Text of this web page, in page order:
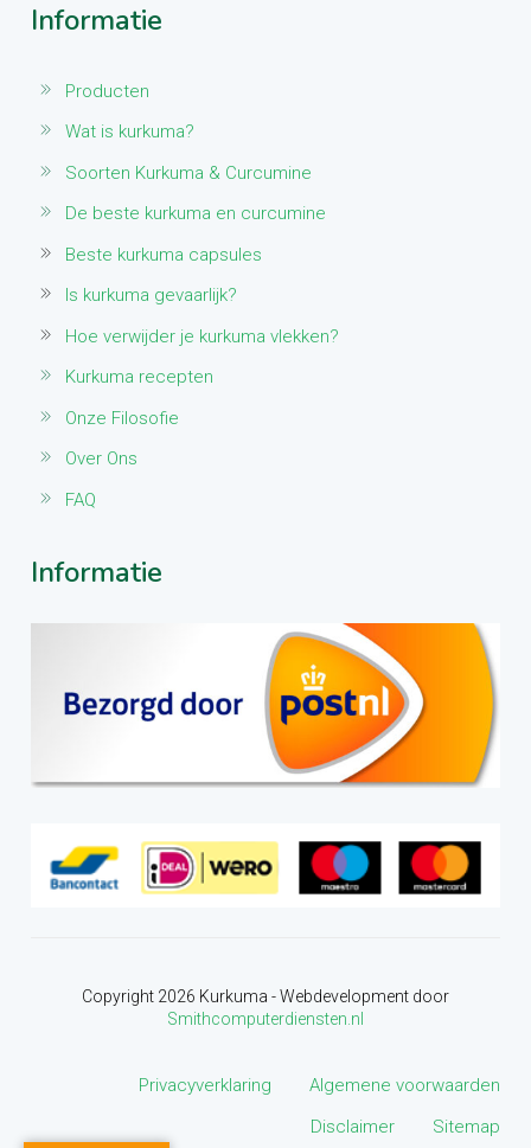
Informatie
Producten
Wat is kurkuma?
Soorten Kurkuma & Curcumine
De beste kurkuma en curcumine
Beste kurkuma capsules
Is kurkuma gevaarlijk?
Hoe verwijder je kurkuma vlekken?
Kurkuma recepten
Onze Filosofie
Over Ons
FAQ
Informatie
Copyright 2026 Kurkuma - Webdevelopment door
Smithcomputerdiensten.nl
Algemene voorwaarden
Privacyverklaring
Sitemap
Disclaimer